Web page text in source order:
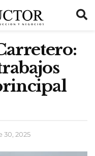
30, 2025